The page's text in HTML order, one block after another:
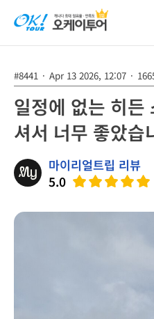
#8441 · Apr 13 2026, 12:07 ·
일정에 없는 히든
셔서 너무 좋았습
마이리얼트립 리뷰
5.0